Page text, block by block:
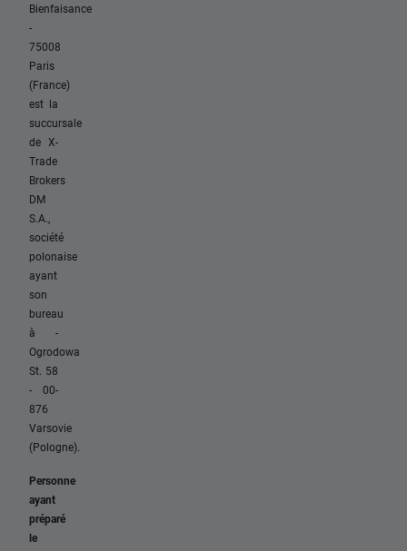
Bienfaisance
-
75008
Paris
(France)
est la
succursale
de X-
Trade
Brokers
DM
S.A.,
société
polonaise
ayant
son
bureau
à -
Ogrodowa
St. 58
- 00-
876
Varsovie
(Pologne).
Personne
ayant
préparé
le